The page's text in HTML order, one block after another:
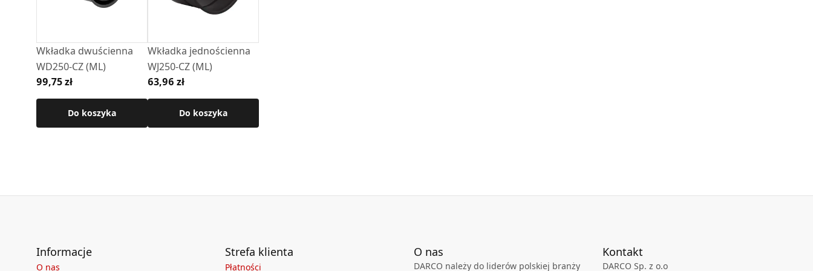
Wkładka dwuścienna
WD250-CZ (ML)
99,75 zł
Do koszyka
Wkładka jednościenna
WJ250-CZ (ML)
63,96 zł
Do koszyka
Informacje
O nas
Strefa klienta
Płatności
O nas
DARCO należy do liderów polskiej branży
Kontakt
DARCO Sp. z o.o